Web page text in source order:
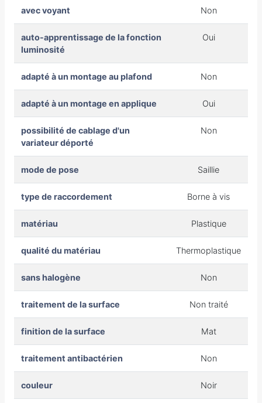
avec voyant Non
auto-apprentissage de la fonction
luminosité
Oui
adapté à un montage au plafond Non
adapté à un montage en applique Oui
possibilité de cablage d'un
variateur déporté
Non
mode de pose Saillie
type de raccordement Borne à vis
matériau Plastique
qualité du matériau Thermoplastique
sans halogène Non
traitement de la surface Non traité
finition de la surface Mat
traitement antibactérien Non
couleur Noir